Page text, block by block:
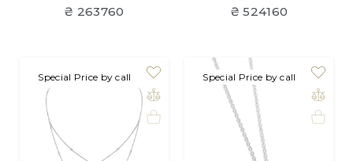
₴ 263760 ₴ 524160
Special Price by call Special Price by call